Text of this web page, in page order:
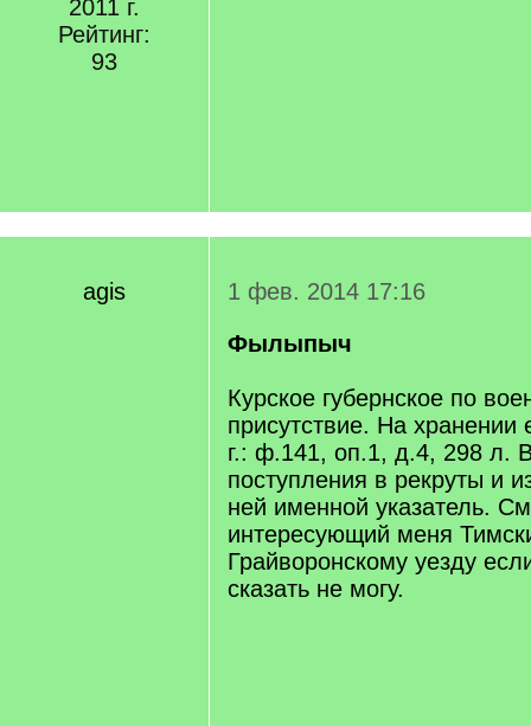
2011 г.
Рейтинг:
93
agis
1 фев. 2014 17:16
Фылыпыч
Курское губернское по
присутствие. На хранении
г.: ф.141, оп.1, д.4, 298 л.
поступления в рекруты и
ней именной указатель.
интересующий меня
Грайворонскому уезду
сказать не могу.